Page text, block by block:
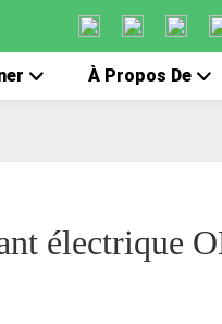
À Propos De
électrique